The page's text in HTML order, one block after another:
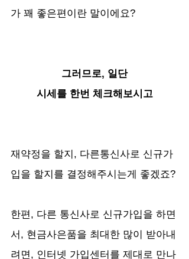
가 꽤 좋은편이란 말이에요?
그러므로, 일단
시세를 한번 체크해보시고
재약정을 할지, 다른통신사로 신규가
입을 할지를 결정해주시는게 좋겠죠?
한편, 다른 통신사로 신규가입을 하면
서, 현금사은품을 최대한 많이 받아내
려면, 인터넷 가입센터를 제대로 만나